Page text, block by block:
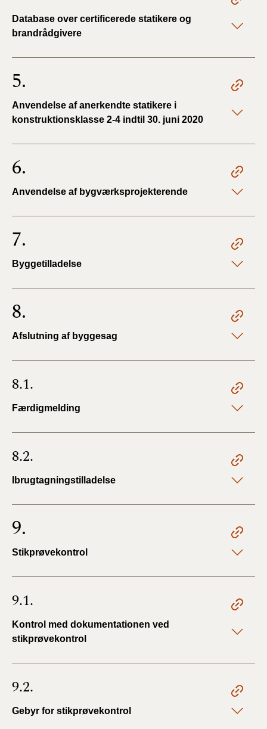
Database over certificerede statikere og
brandrådgivere
5.
Anvendelse af anerkendte statikere i
konstruktionsklasse 2-4 indtil 30. juni 2020
6.
Anvendelse af bygværksprojekterende
7.
Byggetilladelse
8.
Afslutning af byggesag
8.1.
Færdigmelding
8.2.
Ibrugtagningstilladelse
9.
Stikprøvekontrol
9.1.
Kontrol med dokumentationen ved
stikprøvekontrol
9.2.
Gebyr for stikprøvekontrol